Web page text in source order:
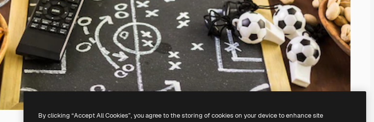
By clicking “Accept All Cookies”, you agree to the storing of cookies on your device to enhance site